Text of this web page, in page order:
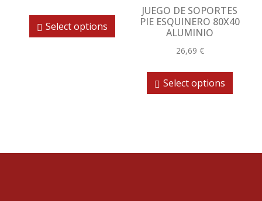
Select options
JUEGO DE SOPORTES
PIE ESQUINERO 80X40
ALUMINIO
26,69 €
Select options